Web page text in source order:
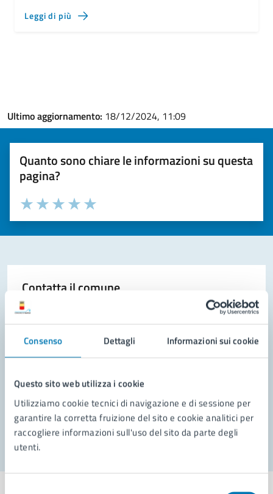
Consenso Dettagli Informazioni sui cookie
Questo sito web utilizza i cookie
Utilizziamo cookie tecnici di navigazione e di sessione per
garantire la corretta fruizione del sito e cookie analitici per
raccogliere informazioni sull'uso del sito da parte degli
utenti.
Leggi di più
Ultimo aggiornamento: 18/12/2024, 11:09
Quanto sono chiare le informazioni su questa
pagina?
Valuta la chiarezza delle informazioni (da 1 a 5 stelle)
Seleziona il numero di stelle per valutare la chiarezza delle
Valuta 5 stelle su 5
Valuta 4 stelle su 5
Valuta 3 stelle su 5
Valuta 2 stelle su 5
Valuta 1 stelle su 5
Contatta il comune
Richiedi assistenza
Segnala disservizio